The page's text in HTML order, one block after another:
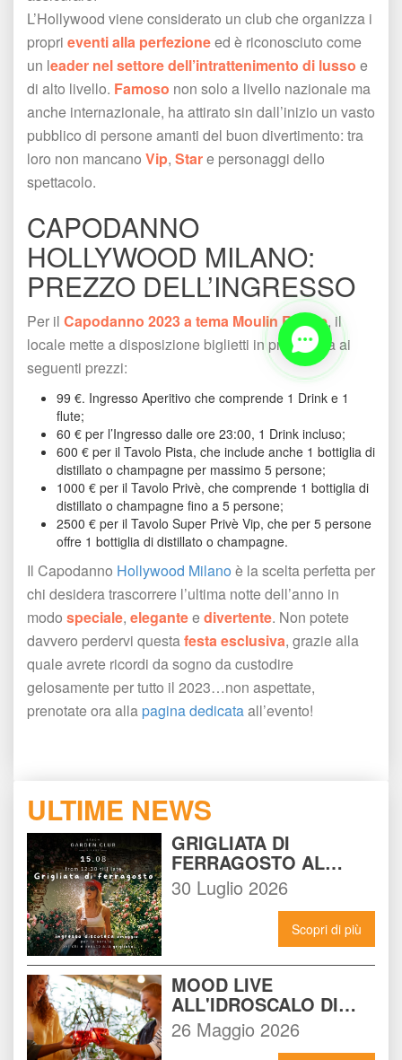
L’Hollywood viene considerato un club che organizza i
propri eventi alla perfezione ed è riconosciuto come
un leader nel settore dell’intrattenimento di lusso e
di alto livello. Famoso non solo a livello nazionale ma
anche internazionale, ha attirato sin dall’inizio un vasto
pubblico di persone amanti del buon divertimento: tra
loro non mancano Vip, Star e personaggi dello
pettacolo.
CAPODANNO
HOLLYWOOD MILANO:
PREZZO DELL’INGRESSO
Per il Capodanno 2023 a tema Moulin Rouge, il
locale mette a disposizione biglietti in prevendita ai
eguenti prezzi:
99 €. Ingresso Aperitivo che comprende 1 Drink e 1
flute;
60 € per l’Ingresso dalle ore 23:00, 1 Drink incluso;
600 € per il Tavolo Pista, che include anche 1 bottiglia di
distillato o champagne per massimo 5 persone;
1000 € per il Tavolo Privè, che comprende 1 bottiglia di
distillato o champagne fino a 5 persone;
2500 € per il Tavolo Super Privè Vip, che per 5 persone
offre 1 bottiglia di distillato o champagne.
Il Capodanno Hollywood Milano è la scelta perfetta per
chi desidera trascorrere l’ultima notte dell’anno in
modo peciale, elegante e divertente. Non potete
davvero perdervi questa festa esclusiva, grazie alla
quale avrete ricordi da sogno da custodire
gelosamente per tutto il 2023…non aspettate,
prenotate ora alla pagina dedicata all’evento!
ULTIME NEWS
GRIGLIATA DI
FERRAGOSTO AL
BEACH GARDEN CLUB
MILANO: LA FESTA DA
NON PERDERE DEL 15
30 Luglio 2026
Scopri di più
MOOD LIVE
ALL'IDROSCALO DI
MILANO: IL LOCALE
CHE DEVI CONOSCERE
26 Maggio 2026